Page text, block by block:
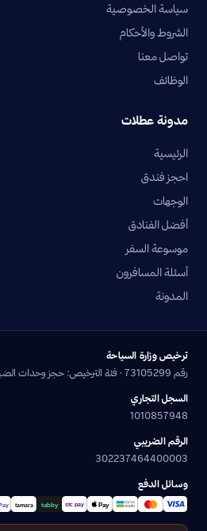
سياسة الخصوصية
الشروط والأحكام
تواصل معنا
الوظائف
مدونة عطلات
الرئيسية
احجز فندق
الوجهات
أفضل الفنادق
موسوعة السفر
أسئلة المسافرون
المدونة
ترخيص وزارة السياحة
رقم 73105299 · فئة الترخيص: حجز وحدات الضيافة وتنظيم الرحلات السياحية
السجل التجاري
1010857948
الرقم الضريبي
302237464400003
وسائل الدفع